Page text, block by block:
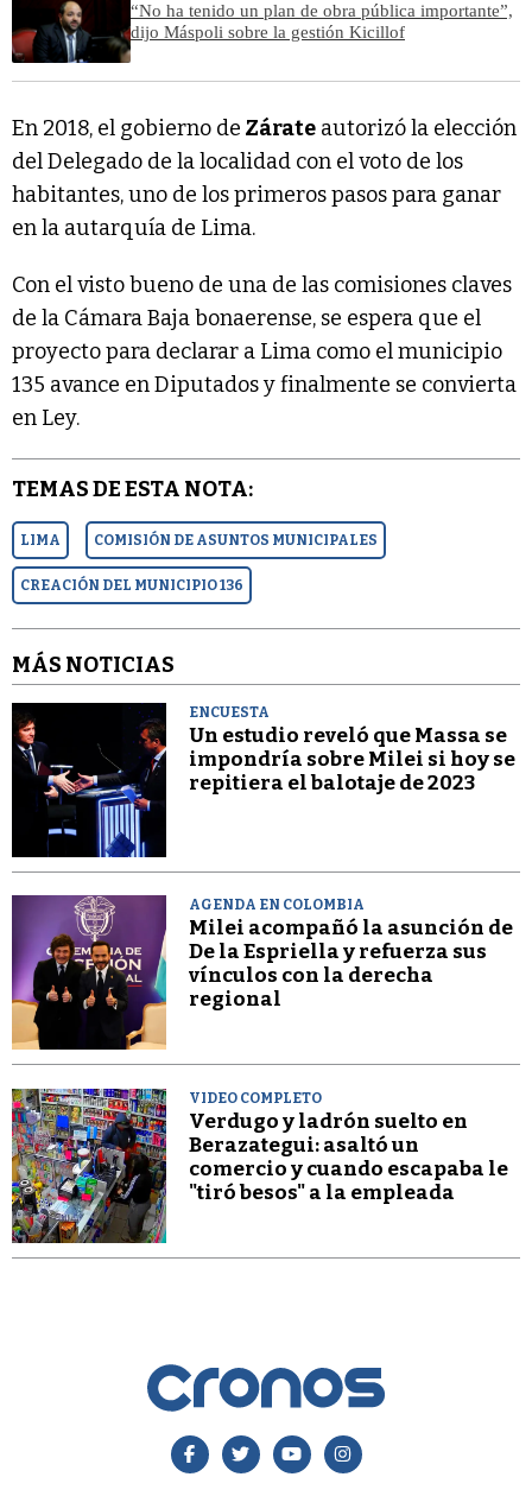
“No ha tenido un plan de obra pública importante”,
dijo Máspoli sobre la gestión Kicillof
En 2018, el gobierno de Zárate autorizó la elección
del Delegado de la localidad con el voto de los
habitantes, uno de los primeros pasos para ganar
en la autarquía de Lima.
Con el visto bueno de una de las comisiones claves
de la Cámara Baja bonaerense, se espera que el
proyecto para declarar a Lima como el municipio
135 avance en Diputados y finalmente se convierta
en Ley.
TEMAS DE ESTA NOTA:
LIMA COMISIÓN DE ASUNTOS MUNICIPALES
CREACIÓN DEL MUNICIPIO 136
MÁS NOTICIAS
ENCUESTA
Un estudio reveló que Massa se
impondría sobre Milei si hoy se
repitiera el balotaje de 2023
AGENDA EN COLOMBIA
Milei acompañó la asunción de
De la Espriella y refuerza sus
vínculos con la derecha
regional
VIDEO COMPLETO
Verdugo y ladrón suelto en
Berazategui: asaltó un
comercio y cuando escapaba le
"tiró besos" a la empleada